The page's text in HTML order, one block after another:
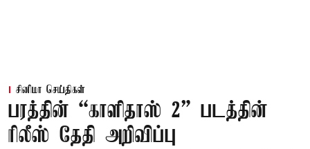
சினிமா செய்திகள்
பரத்தின் “காளிதாஸ் 2” படத்தின்
ரிலீஸ் தேதி அறிவிப்பு